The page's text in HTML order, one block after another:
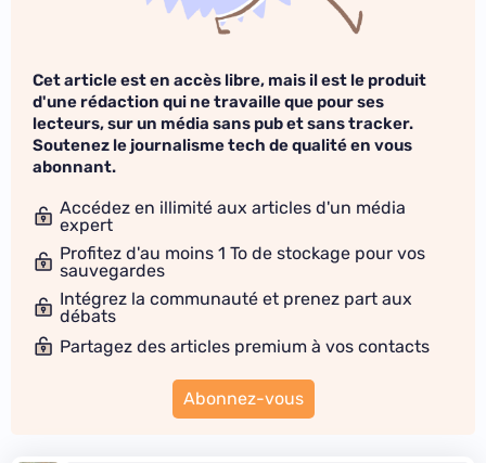
Cet article est en accès libre, mais il est le produit
d'une rédaction qui ne travaille que pour ses
lecteurs, sur un média sans pub et sans tracker.
Soutenez le journalisme tech de qualité en vous
abonnant.
Accédez en illimité aux articles d'un média
expert
Profitez d'au moins 1 To de stockage pour vos
sauvegardes
Intégrez la communauté et prenez part aux
débats
Partagez des articles premium à vos contacts
Abonnez-vous